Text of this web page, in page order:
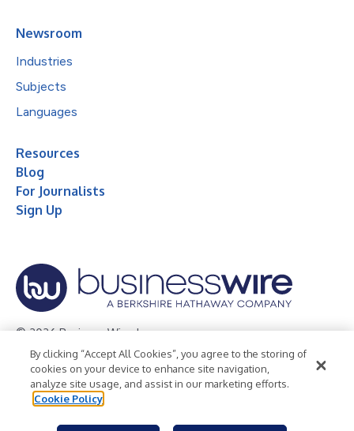
Newsroom
Industries
Subjects
Languages
Resources
Blog
For Journalists
Sign Up
© 2026 Business Wire, Inc.
Privacy Policy Cookie Policy
Accessibility Statement
Terms of Use
Legal
By clicking “Accept All Cookies”, you agree to the storing of
cookies on your device to enhance site navigation,
analyze site usage, and assist in our marketing efforts.
Cookie Policy